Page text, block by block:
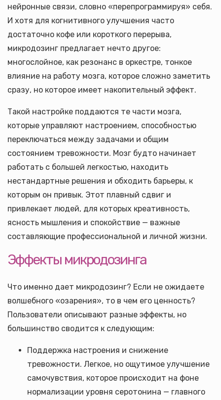
нейронные связи, словно «перепрограммируя» себя.
И хотя для когнитивного улучшения часто
достаточно кофе или короткого перерыва,
микродозинг предлагает нечто другое:
многослойное, как резонанс в оркестре, тонкое
влияние на работу мозга, которое сложно заметить
сразу, но которое имеет накопительный эффект.
Такой настройке поддаются те части мозга,
которые управляют настроением, способностью
переключаться между задачами и общим
состоянием тревожности. Мозг будто начинает
работать с большей легкостью, находить
нестандартные решения и обходить барьеры, к
которым он привык. Этот плавный сдвиг и
привлекает людей, для которых креативность,
ясность мышления и спокойствие — важные
составляющие профессиональной и личной жизни.
Эффекты микродозинга
Что именно дает микродозинг? Если не ожидаете
волшебного «озарения», то в чем его ценность?
Пользователи описывают разные эффекты, но
большинство сводится к следующим:
Поддержка настроения и снижение
тревожности. Легкое, но ощутимое улучшение
самочувствия, которое происходит на фоне
нормализации уровня серотонина — главного